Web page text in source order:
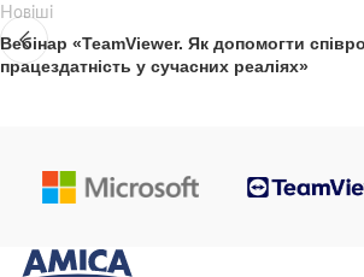
Новіші
Вебінар «TeamViewer. Як допомогти
працездатність у сучасних реаліях»